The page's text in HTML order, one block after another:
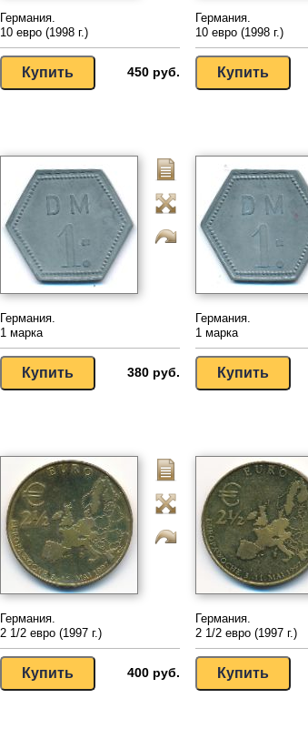
Германия.
10 евро (1998 г.)
450 руб.
Германия.
10 евро (1998 г.)
Германия.
1 марка
380 руб.
Германия.
1 марка
Германия.
2 1/2 евро (1997 г.)
400 руб.
Германия.
2 1/2 евро (1997 г.)